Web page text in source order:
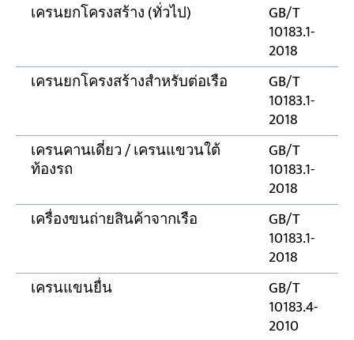
เครนยกโครงสร้าง (ทั่วไป)
GB/T
10183.1-
2018
เครนยกโครงสร้างสำหรับต่อเรือ
GB/T
10183.1-
2018
เครนคานเดี่ยว / เครนแขวนใต้
ท้องรถ
GB/T
10183.1-
2018
เครื่องขนถ่ายสินค้าจากเรือ
GB/T
10183.1-
2018
เครนแขนยื่น
GB/T
10183.4-
2010